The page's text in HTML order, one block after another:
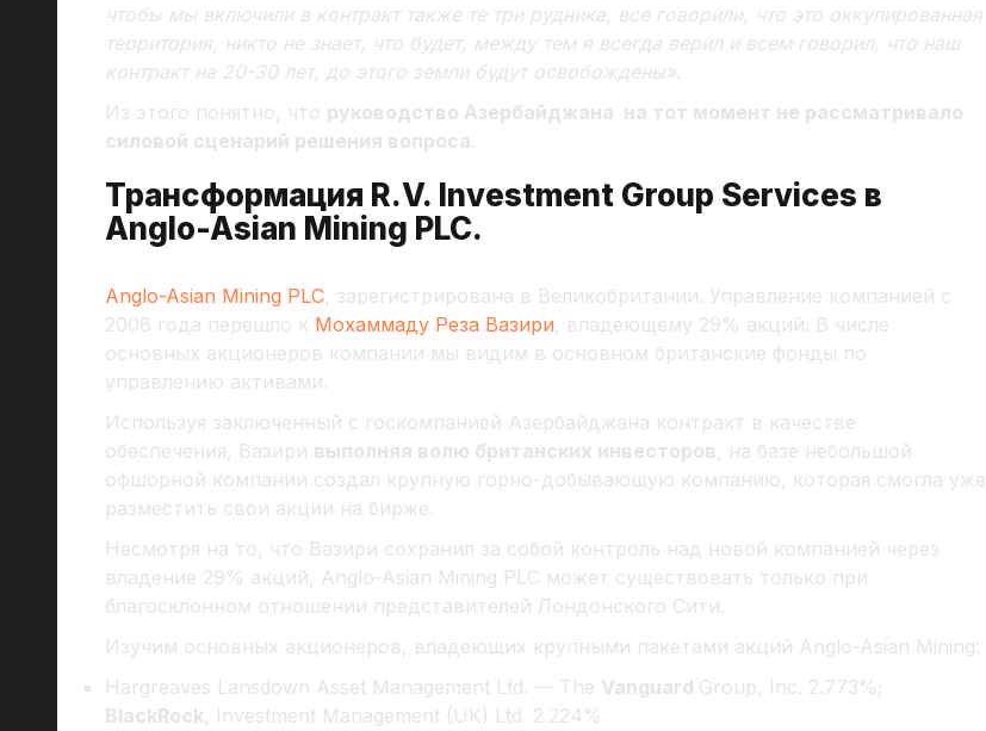
чтобы мы включили в контракт также те три рудника, все говорили, что это оккупированная
территория, никто не знает, что будет, между тем я всегда верил и всем говорил, что наш
контракт на 20-30 лет, до этого земли будут освобождены».
Из этого понятно, что руководство Азербайджана на тот момент не рассматривало
силовой сценарий решения вопроса.
Трансформация R.V. Investment Group Services в
Anglo-Asian Mining PLC.
Anglo-Asian Mining PLC, зарегистрирована в Великобритании. Управление компанией с
2008 года перешло к Мохаммаду Реза Вазири, владеющему 29% акций. В числе
основных акционеров компании мы видим в основном британские фонды по
управлению активами.
Используя заключенный с госкомпанией Азербайджана контракт в качестве
обеспечения, Вазири выполняя волю британских инвесторов, на базе небольшой
офшорной компании создал крупную горно-добывающую компанию, которая смогла уже
разместить свои акции на бирже.
Несмотря на то, что Вазири сохранил за собой контроль над новой компанией через
владение 29% акций, Anglo-Asian Mining PLC может существовать только при
благосклонном отношении представителей Лондонского Сити.
Изучим основных акционеров, владеющих крупными пакетами акций Anglo-Asian Mining:
Нargreaves Lansdown Asset Management Ltd. — The Vanguard Group, Inc. 2.773%;
BlackRock, Investment Management (UK) Ltd. 2.224%.